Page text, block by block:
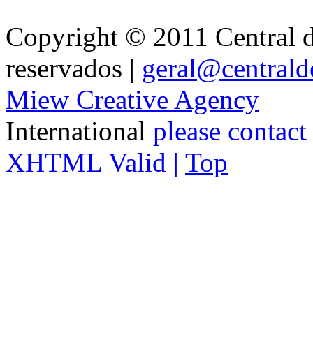
Copyright © 2011 Central
reservados |
Miew Creative Agency
International please
XHTML Valid | Top